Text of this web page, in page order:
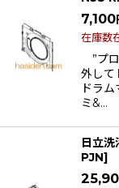
7,100
在庫数
”プ
外し
ドラ
ミ&…
日立洗
PJN]